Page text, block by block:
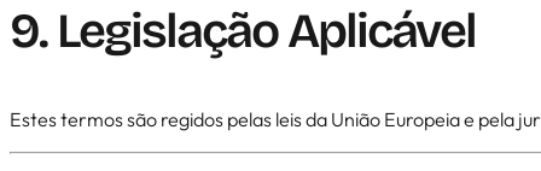
9. Legislação Aplicável
Estes termos são regidos pelas leis da União Europeia e pela